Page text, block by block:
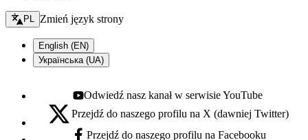
Zmień język - bieżący:
PL Zmień język strony
English (EN)
Українська (UA)
Youtube - otwiera się w nowej karcie
Odwiedź nasz kanał w serwisie YouTube
X - otwiera się w nowej karcie
Przejdź do naszego profilu na X (dawniej Twitter)
Przejdź do naszego profilu na Facebooku